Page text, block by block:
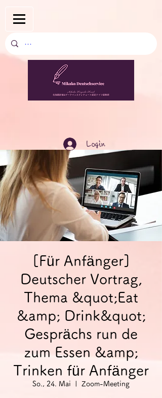
Login
[Für Anfänger]
Deutscher Vortrag,
Thema &quot;Eat
&amp; Drink&quot;
Gesprächs run de
zum Essen &amp;
Trinken für Anfänger
So., 24. Mai Zoom-Meeting